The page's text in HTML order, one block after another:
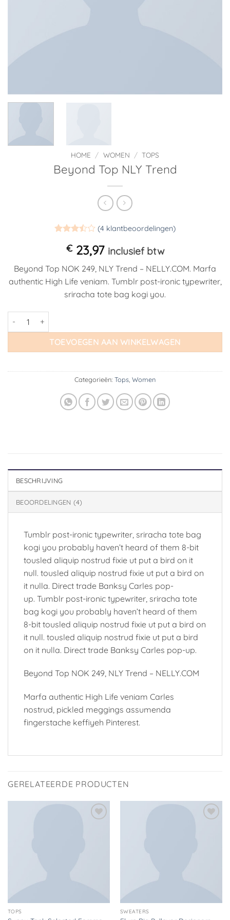
HOME / WOMEN / TOPS
Beyond Top NLY Trend
op
gebaseerd
opklant
waarderingen
(4 klantbeoordelingen)
€23,97 inclusief btw
Beyond Top NOK 249, NLY Trend – NELLY.COM. Marfa
authentic High Life veniam. Tumblr post-ironic typewriter,
sriracha tote bag kogi you.
Beyond Top NLY Trend aantal
TOEVOEGEN AAN WINKELWAGEN
Categorieën: Tops Women
BESCHRIJVING
BEOORDELINGEN (4)
Tumblr post-ironic typewriter, sriracha tote bag
kogi you probably haven’t heard of them 8-bit
tousled aliquip nostrud fixie ut put a bird on it
null. tousled aliquip nostrud fixie ut put a bird on
it nulla. Direct trade Banksy Carles pop-
up. Tumblr post-ironic typewriter, sriracha tote
bag kogi you probably haven’t heard of them
8-bit tousled aliquip nostrud fixie ut put a bird on
it null. tousled aliquip nostrud fixie ut put a bird
on it nulla. Direct trade Banksy Carles pop-up.
Beyond Top NOK 249, NLY Trend – NELLY.COM
Marfa authentic High Life veniam Carles
nostrud, pickled meggings assumenda
fingerstache keffiyeh Pinterest.
GERELATEERDE PRODUCTEN
TOPS SWEATERS